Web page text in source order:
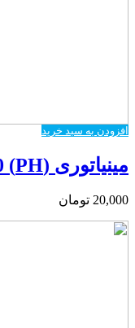
افزودن به سبد خرید
مینیاتوری (PH) 10 پین سیم دار
20,000 تومان